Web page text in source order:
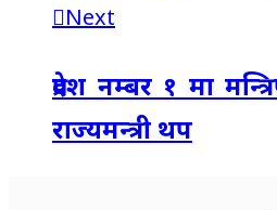
Next
प्रदेश नम्बर १ मा
राज्यमन्त्री थप